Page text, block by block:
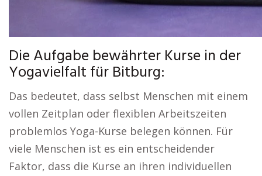
Die Aufgabe bewährter Kurse in der
Yogavielfalt für Bitburg:
Das bedeutet, dass selbst Menschen mit einem
vollen Zeitplan oder flexiblen Arbeitszeiten
problemlos Yoga-Kurse belegen können. Für
viele Menschen ist es ein entscheidender
Faktor, dass die Kurse an ihren individuellen